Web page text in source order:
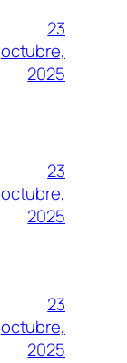
23
octubre,
2025
23
octubre,
2025
23
octubre,
2025